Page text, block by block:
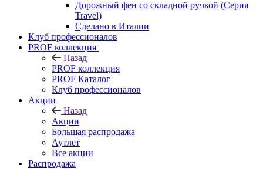
Дорожный фен со складной ручкой (Серия
Travel)
Сделано в Италии
Клуб профессионалов
PROF коллекция
Назад
PROF коллекция
PROF Каталог
Клуб профессионалов
Акции
Назад
Акции
Большая распродажа
Аутлет
Все акции
Распродажа